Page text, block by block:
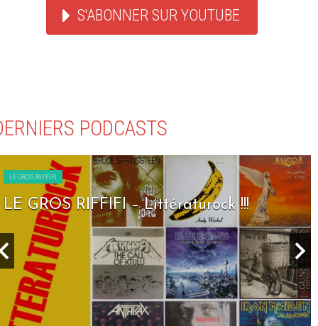
S'ABONNER SUR YOUTUBE
PODCASTS
LE GROS RIFFIFI
LE GROS RIFFIFI – Seven Days To Rock !!!